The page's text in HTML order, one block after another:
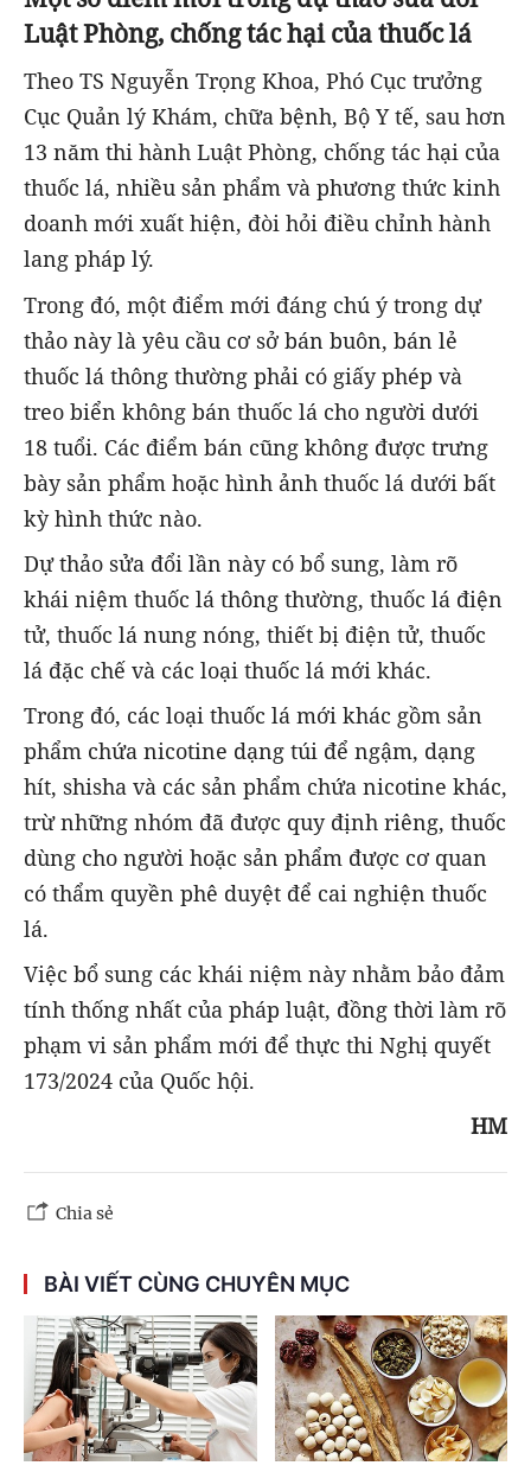
Luật Phòng, chống tác hại của thuốc lá
Theo TS Nguyễn Trọng Khoa, Phó Cục trưởng
Cục Quản lý Khám, chữa bệnh, Bộ Y tế, sau hơn
13 năm thi hành Luật Phòng, chống tác hại của
thuốc lá, nhiều sản phẩm và phương thức kinh
doanh mới xuất hiện, đòi hỏi điều chỉnh hành
lang pháp lý.
Trong đó, một điểm mới đáng chú ý trong dự
thảo này là yêu cầu cơ sở bán buôn, bán lẻ
thuốc lá thông thường phải có giấy phép và
treo biển không bán thuốc lá cho người dưới
18 tuổi. Các điểm bán cũng không được trưng
bày sản phẩm hoặc hình ảnh thuốc lá dưới bất
kỳ hình thức nào.
Dự thảo sửa đổi lần này có bổ sung, làm rõ
khái niệm thuốc lá thông thường, thuốc lá điện
tử, thuốc lá nung nóng, thiết bị điện tử, thuốc
lá đặc chế và các loại thuốc lá mới khác.
Trong đó, các loại thuốc lá mới khác gồm sản
phẩm chứa nicotine dạng túi để ngậm, dạng
hít, shisha và các sản phẩm chứa nicotine khác,
trừ những nhóm đã được quy định riêng, thuốc
dùng cho người hoặc sản phẩm được cơ quan
có thẩm quyền phê duyệt để cai nghiện thuốc
lá.
Việc bổ sung các khái niệm này nhằm bảo đảm
tính thống nhất của pháp luật, đồng thời làm rõ
phạm vi sản phẩm mới để thực thi Nghị quyết
173/2024 của Quốc hội.
HM
Chia sẻ
BÀI VIẾT CÙNG CHUYÊN MỤC